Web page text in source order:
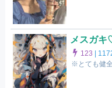
メスガ
123
※とても健